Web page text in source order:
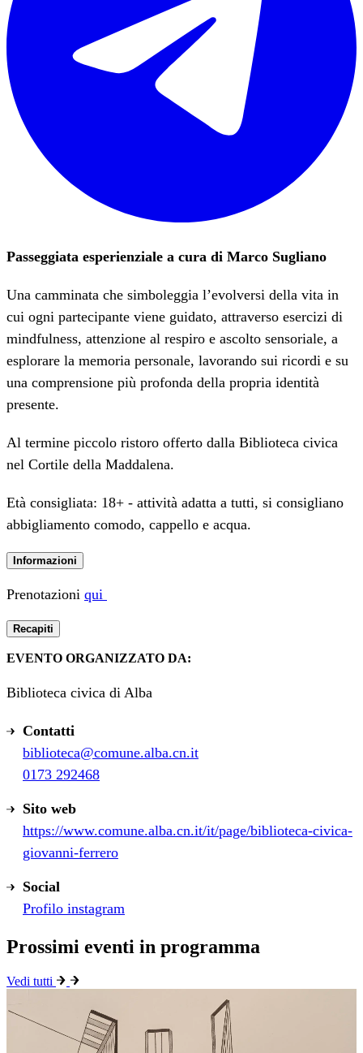
Passeggiata esperienziale a cura di Marco Sugliano
Una camminata che simboleggia l’evolversi della vita in
cui ogni partecipante viene guidato, attraverso esercizi di
mindfulness, attenzione al respiro e ascolto sensoriale, a
esplorare la memoria personale, lavorando sui ricordi e su
una comprensione più profonda della propria identità
presente.
Al termine piccolo ristoro offerto dalla Biblioteca civica
nel Cortile della Maddalena.
Età consigliata: 18+ - attività adatta a tutti, si consigliano
abbigliamento comodo, cappello e acqua.
Informazioni
Prenotazioni qui
Recapiti
EVENTO ORGANIZZATO DA:
Biblioteca civica di Alba
Contatti
biblioteca@comune.alba.cn.it
0173 292468
Sito web
https://www.comune.alba.cn.it/it/page/biblioteca-civica-
giovanni-ferrero
Social
Profilo instagram
Prossimi eventi in programma
Vedi tutti